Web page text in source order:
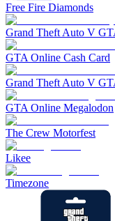
Free Fire Diamonds
Grand Theft Auto V
GTA Online Cash Card
Grand Theft Auto V
GTA Online Megalodon
The Crew Motorfest
Likee
Timezone